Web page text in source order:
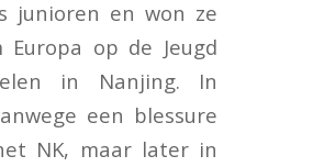
junioren en won ze
op de Jeugd
in Nanjing. In
een blessure
NK, maar later in